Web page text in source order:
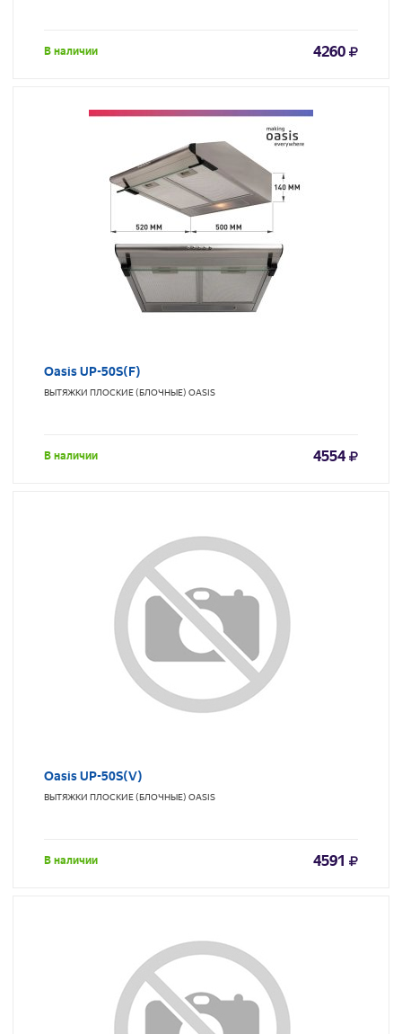
В наличии 4260
Oasis UP-50S(F)
ВЫТЯЖКИ ПЛОСКИЕ (БЛОЧНЫЕ) OASIS
В наличии 4554
Oasis UP-50S(V)
ВЫТЯЖКИ ПЛОСКИЕ (БЛОЧНЫЕ) OASIS
В наличии 4591